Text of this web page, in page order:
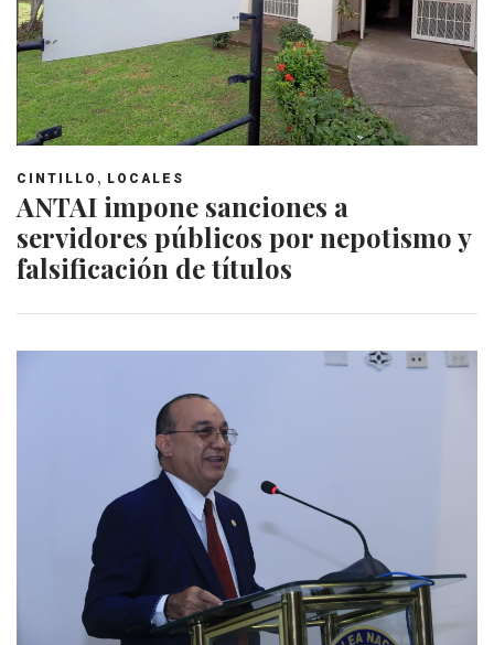
CINTILLO , LOCALES
ANTAI impone sanciones a
servidores públicos por nepotismo y
falsificación de títulos